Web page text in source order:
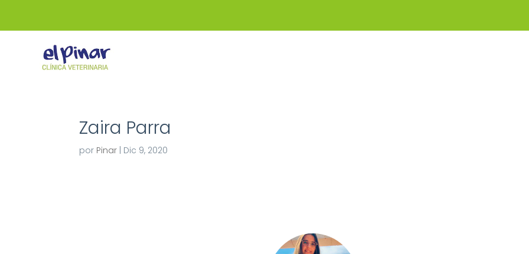
Zaira Parra
por Pinar Dic 9, 2020